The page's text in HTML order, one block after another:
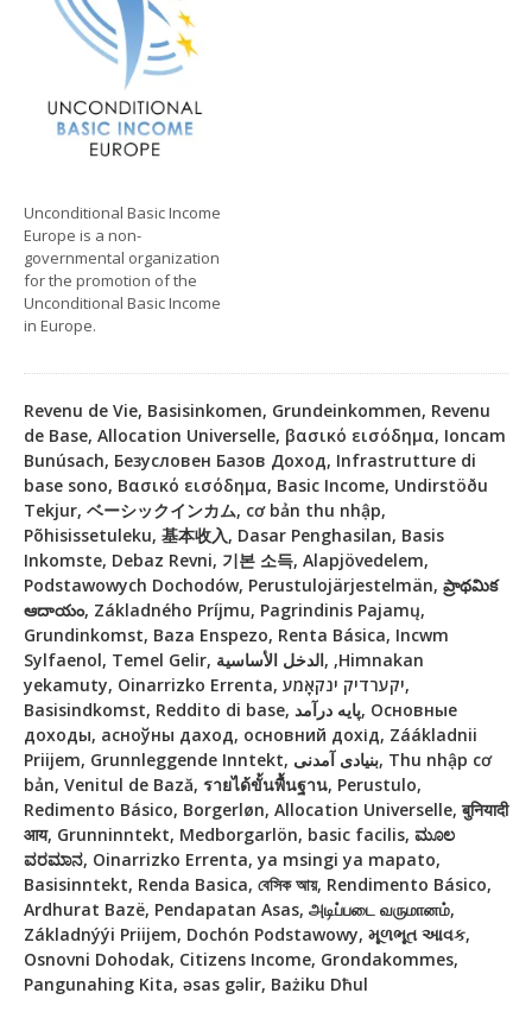
Unconditional Basic Income
Europe is a non-
governmental organization
for the promotion of the
Unconditional Basic Income
in Europe.
Revenu de Vie, Basisinkomen, Grundeinkommen, Revenu
de Base, Allocation Universelle, βασικό εισόδημα, Ioncam
Bunúsach, Безусловен Базов Доход, Infrastrutture di
base sono, Βασικό εισόδημα, Basic Income, Undirstöðu
Tekjur, ベーシックインカム, cơ bản thu nhập,
Põhisissetuleku, 基本收入, Dasar Penghasilan, Basis
Inkomste, Debaz Revni, 기본 소득, Alapjövedelem,
Podstawowych Dochodów, Perustulojärjestelmän, ప్రాథమిక
ఆదాయం, Základného Príjmu, Pagrindinis Pajamų,
Grundinkomst, Baza Enspezo, Renta Básica, Incwm
Sylfaenol, Temel Gelir, الدخل الأساسية, ,Himnakan
yekamuty, Oinarrizko Errenta, יקערדיק ינקאָמע,
Basisindkomst, Reddito di base, پایه درآمد, Основные
доходы, асноўны даход, основний дохід, Záákladnii
Priijem, Grunnleggende Inntekt, بنیادی آمدنی, Thu nhập cơ
bản, Venitul de Bază, รายได้ขั้นพื้นฐาน, Perustulo,
Redimento Básico, Borgerløn, Allocation Universelle, बुनियादी
आय, Grunninntekt, Medborgarlön, basic facilis, ಮೂಲ
ವರಮಾನ, Oinarrizko Errenta, ya msingi ya mapato,
Basisinntekt, Renda Basica, বেসিক আয়, Rendimento Básico,
Ardhurat Bazë, Pendapatan Asas, அடிப்படை வருமானம்,
Základnýýi Priijem, Dochón Podstawowy, મૂળભૂત આવક,
Osnovni Dohodak, Citizens Income, Grondakommes,
Pangunahing Kita, əsas gəlir, Bażiku Dħul